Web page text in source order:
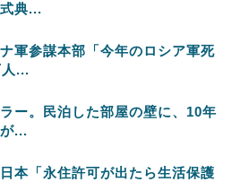
典...
軍参謀本部「今年のロシア軍死
...
ー。民泊した部屋の壁に、10年
...
日本「永住許可が出たら生活保護